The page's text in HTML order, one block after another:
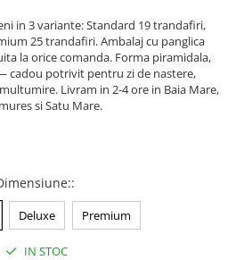
in 3 variante: Standard 19 trandafiri,
25 trandafiri. Ambalaj cu panglica
la orice comanda. Forma piramidala,
cadou potrivit pentru zi de nastere,
Livram in 2-4 ore in Baia Mare,
si Satu Mare.
:
Deluxe Premium
IN STOC